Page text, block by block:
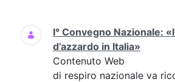
Ricerca
I° Convegno Nazionale:
d’azzardo in Italia»
Contenuto Web
di respiro nazionale va